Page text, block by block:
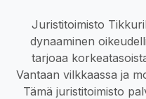
Juristitoimisto
dynaaminen
tarjoaa
Vantaan vilkkaassa ja
Tämä juristitoimisto